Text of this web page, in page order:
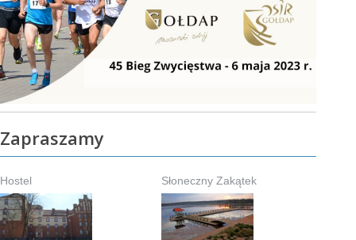
Zapraszamy
Hostel Słoneczny Zakątek